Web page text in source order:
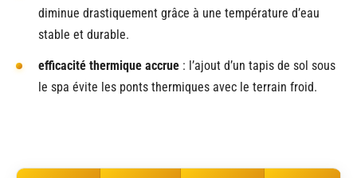
diminue drastiquement grâce à une température d’eau
stable et durable.
efficacité thermique accrue : l’ajout d’un tapis de sol sous
le spa évite les ponts thermiques avec le terrain froid.